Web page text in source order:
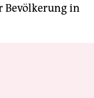
Bevölkerung in